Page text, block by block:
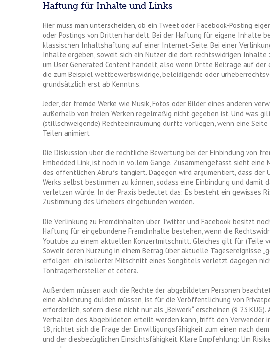
Haftung für Inhalte und Links
Hier muss man unterscheiden, ob ein Tweet oder Facebook-Posting
oder Postings von Dritten handelt. Bei der Haftung für eigene Inhalte
klassischen Inhaltshaftung auf einer Internet-Seite. Bei einer
Inhalte ergeben, soweit sich ein Nutzer die dort rechtswidrigen Inhalte
um User Generated Content handelt, also wenn Dritte Beiträge auf der
die zum Beispiel wettbewerbswidrige, beleidigende oder
grundsätzlich erst ab Kenntnis.
Jeder, der fremde Werke wie Musik, Fotos oder Bilder eines anderen
außerhalb von freien Werken regelmäßig nicht gegeben ist. Und was
(stillschweigende) Rechteeinräumung dürfte vorliegen, wenn eine
Teilen animiert.
Die Diskussion über die rechtliche Bewertung bei der Einbindung von
Embedded Link, ist noch in vollem Gange. Zusammengefasst sieht
des öffentlichen Abrufs tangiert. Dagegen wird argumentiert, dass der
Werks selbst bestimmen zu können, sodass eine Einbindung und damit
verletzen würde. In der Praxis bedeutet das: Es besteht ein gewisses
Zustimmung des Urhebers eingebunden werden.
Die Verlinkung zu Fremdinhalten über Twitter und Facebook besitzt
Haftung für eingebundene Fremdinhalte bestehen, wenn die
Youtube zu einem aktuellen Konzertmitschnitt. Gleiches gilt für (Teile
Soweit deren Nutzung in einem Betrag über aktuelle Tagesereignisse
erfolgen; ein isolierter Mitschnitt eines Songtitels verletzt dagegen
Tonträgerhersteller et cetera.
Außerdem müssen auch die Rechte der abgebildeten Personen
eine Ablichtung dulden müssen, ist für die Veröffentlichung von
erforderlich, sofern diese nicht nur als „Beiwerk“ erscheinen (§ 23
Verhalten des Abgebildeten erteilt werden kann, trifft den Verwender
18, richtet sich die Frage der Einwilligungsfähigkeit zum einen nach
und der diesbezüglichen Einsichtsfähigkeit. Klare Empfehlung: Um